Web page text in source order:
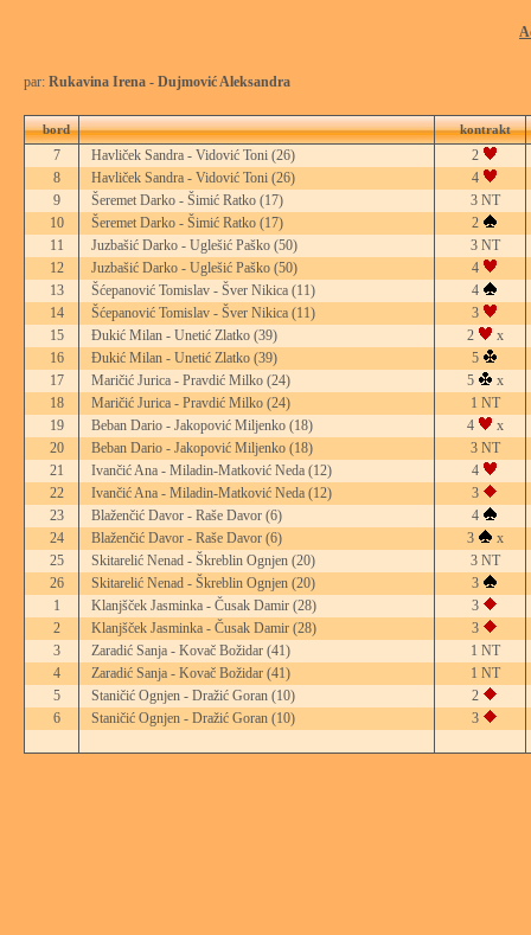
par: Rukavina Irena - Dujmović Aleksandra
bord kontrakt
7 Havliček Sandra - Vidović Toni (26)
2
8
Havliček Sandra - Vidović Toni (26)
4
9
Šeremet Darko - Šimić Ratko (17)
3 NT
10
Šeremet Darko - Šimić Ratko (17)
2
11
Juzbašić Darko - Uglešić Paško (50)
3 NT
12
Juzbašić Darko - Uglešić Paško (50)
4
13
Šćepanović Tomislav - Šver Nikica (11)
4
14
Šćepanović Tomislav - Šver Nikica (11)
3
15
Đukić Milan - Unetić Zlatko (39) 2
x
16
Đukić Milan - Unetić Zlatko (39)
5
17
Maričić Jurica - Pravdić Milko (24) 5
x
18
Maričić Jurica - Pravdić Milko (24)
1 NT
19
Beban Dario - Jakopović Miljenko (18) 4
x
20
Beban Dario - Jakopović Miljenko (18)
3 NT
21
Ivančić Ana - Miladin-Matković Neda (12)
4
22
Ivančić Ana - Miladin-Matković Neda (12)
3
23
Blaženčić Davor - Raše Davor (6)
4
24
Blaženčić Davor - Raše Davor (6) 3
x
25
Skitarelić Nenad - Škreblin Ognjen (20)
3 NT
26
Skitarelić Nenad - Škreblin Ognjen (20)
3
1
Klanjšček Jasminka - Čusak Damir (28)
3
2
Klanjšček Jasminka - Čusak Damir (28)
3
3
Zaradić Sanja - Kovač Božidar (41)
1 NT
4
Zaradić Sanja - Kovač Božidar (41)
1 NT
5
Staničić Ognjen - Dražić Goran (10)
2
6
Staničić Ognjen - Dražić Goran (10) 3